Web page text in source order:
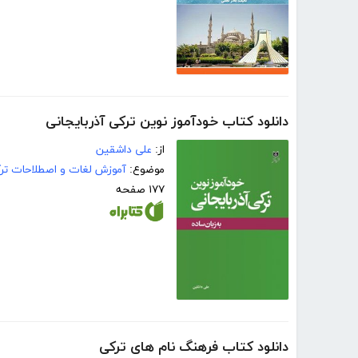
دانلود کتاب خودآموز نوین ترکی آذربایجانی
از: علی داشقین
موضوع: آموزش لغات و اصطلاحات
۱۷۷ صفحه
دانلود کتاب فرهنگ نام های ترکی